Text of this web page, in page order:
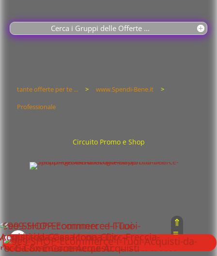
Cerca i Gruppi delle Offerte ...
tante offerte per te ... > www.Spendi-Bene.it
>
Professionale
Circuito Promo e Shop
Menù del sito :
⇑
≡
⇓